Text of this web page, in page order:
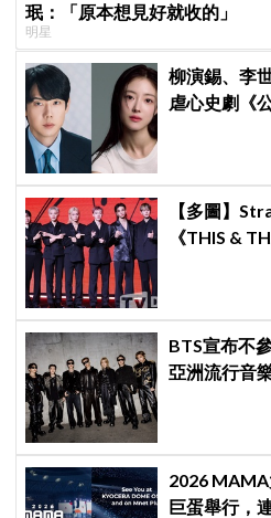
珉：「原本想見好就收的」
明星
柳演錫、李
虐心史劇《
【多圖】
《THIS &
BTS宣布不
亞洲流行音
2026
巨蛋舉行，